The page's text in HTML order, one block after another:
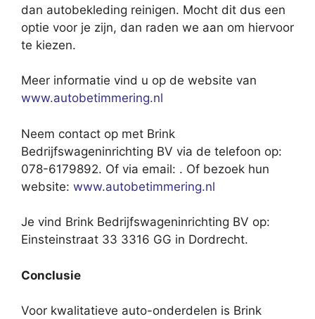
dan autobekleding reinigen. Mocht dit dus een
optie voor je zijn, dan raden we aan om hiervoor
te kiezen.
Meer informatie vind u op de website van
www.autobetimmering.nl
Neem contact op met Brink
Bedrijfswageninrichting BV via de telefoon op:
078-6179892. Of via email: . Of bezoek hun
website: www.autobetimmering.nl
Je vind Brink Bedrijfswageninrichting BV op:
Einsteinstraat 33 3316 GG in Dordrecht.
Conclusie
Voor kwalitatieve auto-onderdelen is Brink